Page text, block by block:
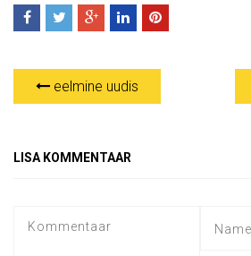
eelmine uudis
LISA KOMMENTAAR